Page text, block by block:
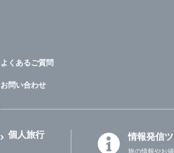
よくあるご質問
お問い合わせ
個人旅行 情報発信
旅の情報やお